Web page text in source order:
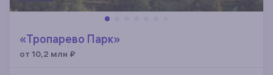
«Тропарево Парк»
от 10,2 млн ₽